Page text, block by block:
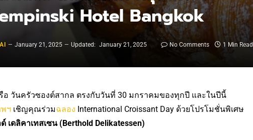
Hotel Bangkok
January 21, 2025 Updated: January 21, 2025 No Comments 1 Min Read
อ วันครัวซองต์สากล ตรงกับวันที่ 30 มกราคมของทุกปี และในปีนี้
ฯ เชิญคุณร่วมฉลอง International Croissant Day ด้วยโปรโมชั่นพิเศษ
เดลิคาเทสเซน (Berthold Delikatessen)